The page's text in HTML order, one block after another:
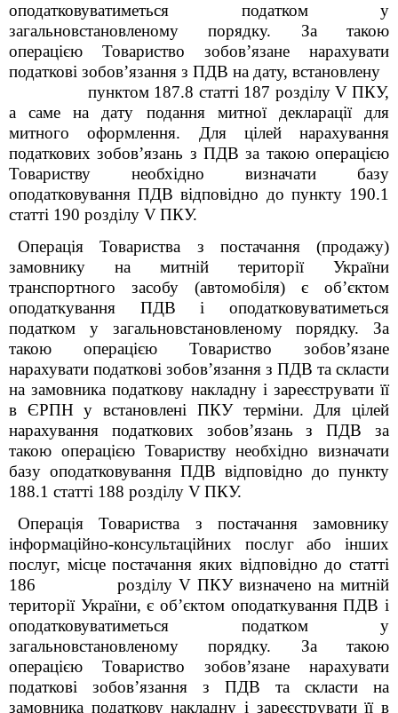
оподатковуватиметься податком у
загальновстановленому порядку. За такою
операцією Товариство зобов’язане нарахувати
податкові зобов’язання з ПДВ на дату, встановлену
пунктом 187.8 статті 187 розділуV ПКУ,
а саме на дату подання митної декларації для
митного оформлення. Для цілей нарахування
податкових зобов’язань з ПДВ за такою операцією
Товариству необхідно визначати базу
оподатковування ПДВ відповідно до пункту 190.1
статті 190 розділу VПКУ.
Операція Товариства з постачання (продажу)
замовнику на митній території України
транспортного засобу (автомобіля) є об’єктом
оподаткування ПДВ і оподатковуватиметься
податком у загальновстановленому порядку. За
такою операцією Товариство зобов’язане
нарахувати податкові зобов’язання з ПДВ та скласти
на замовника податкову накладну і зареєструвати її
в ЄРПН у встановлені ПКУ терміни. Для цілей
нарахування податкових зобов’язань з ПДВ за
такою операцією Товариству необхідно визначати
базу оподатковування ПДВ відповідно до пункту
188.1 статті 188 розділу VПКУ.
Операція Товариства з постачання замовнику
інформаційно-консультаційних послуг або інших
послуг, місце постачання яких відповідно до статті
186 розділу VПКУ визначено на митній
території України, є об’єктом оподаткування ПДВ і
оподатковуватиметься податком у
загальновстановленому порядку. За такою
операцією Товариство зобов’язане нарахувати
податкові зобов’язання з ПДВ та скласти на
замовника податкову накладну і зареєструвати її в